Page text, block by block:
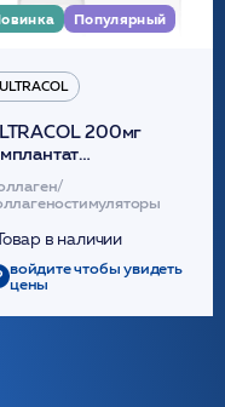
Популярный
ULTRACOL
200мг
на основе
в наличии
войдите чтобы увидеть
цены